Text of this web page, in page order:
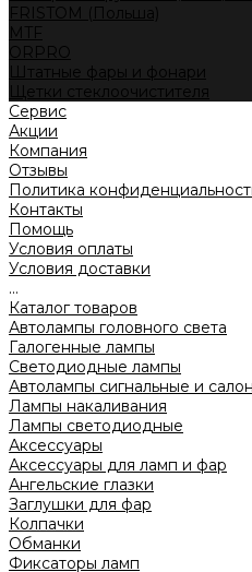
FRISTOM (Польша)
MTF
ORPRO
Штатные фары и фонари
Щетки стеклоочистителя
Сервис
Акции
Компания
Отзывы
Политика
Контакты
Помощь
Условия оплаты
Условия доставки
...
Каталог товаров
Автолампы головного света
Галогенные лампы
Светодиодные лампы
Автолампы сигнальные и
Лампы накаливания
Лампы светодиодные
Аксессуары
Аксессуары для ламп и фар
Ангельские глазки
Заглушки для фар
Колпачки
Обманки
Фиксаторы ламп